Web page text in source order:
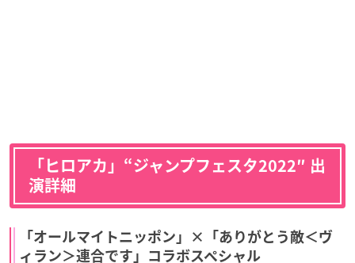
「ヒロアカ」“ジャンプフェスタ2022″ 出
演詳細
「オールマイトニッポン」×「ありがとう敵＜ヴ
ィラン＞連合です」コラボスペシャル